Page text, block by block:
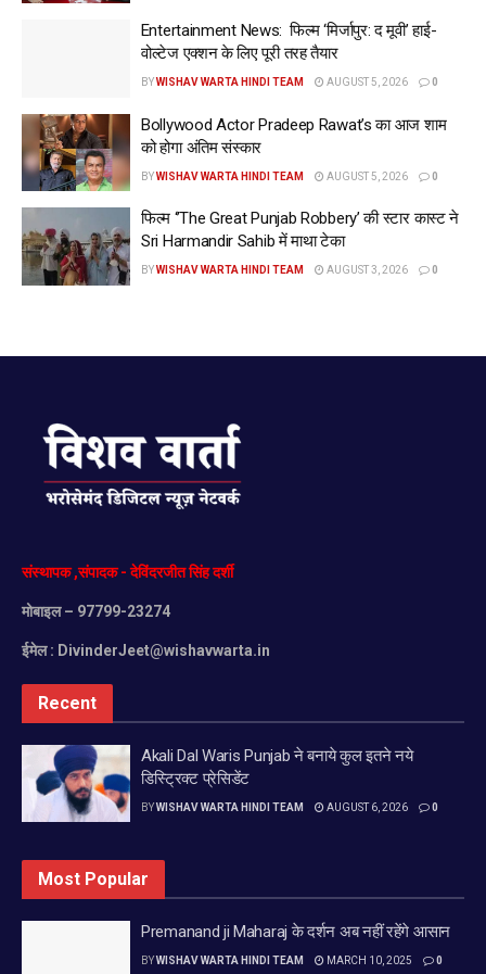
https://wishavwarta.in/
Batwara 1947 Release Date Entertainment News
Entertainment News: फिल्म ‘मिर्जापुर: द मूवी’ हाई-
वोल्टेज एक्शन के लिए पूरी तरह तैयार
BYWISHAV WARTA HINDI TEAM AUGUST 5, 2026 0
Bollywood Actor Pradeep Rawat’s का आज शाम
को होगा अंतिम संस्कार
BYWISHAV WARTA HINDI TEAM AUGUST 5, 2026 0
फिल्म ‘’The Great Punjab Robbery’ की स्टार कास्ट ने
Sri Harmandir Sahib में माथा टेका
BYWISHAV WARTA HINDI TEAM AUGUST 3, 2026 0
संस्थापक,संपादक-देविंदरजीतसिंहदर्शी
मोबाइल– 97799-23274
ईमेल : DivinderJeet@wishavwarta.in
Recent
Akali Dal Waris Punjab ने बनाये कुल इतने नये
डिस्ट्रिक्ट प्रेसिडेंट
BYWISHAV WARTA HINDI TEAM AUGUST 6, 2026 0
Most Popular
Premanand ji Maharaj के दर्शन अब नहीं रहेंगे आसान
BYWISHAV WARTA HINDI TEAM MARCH 10, 2025 0